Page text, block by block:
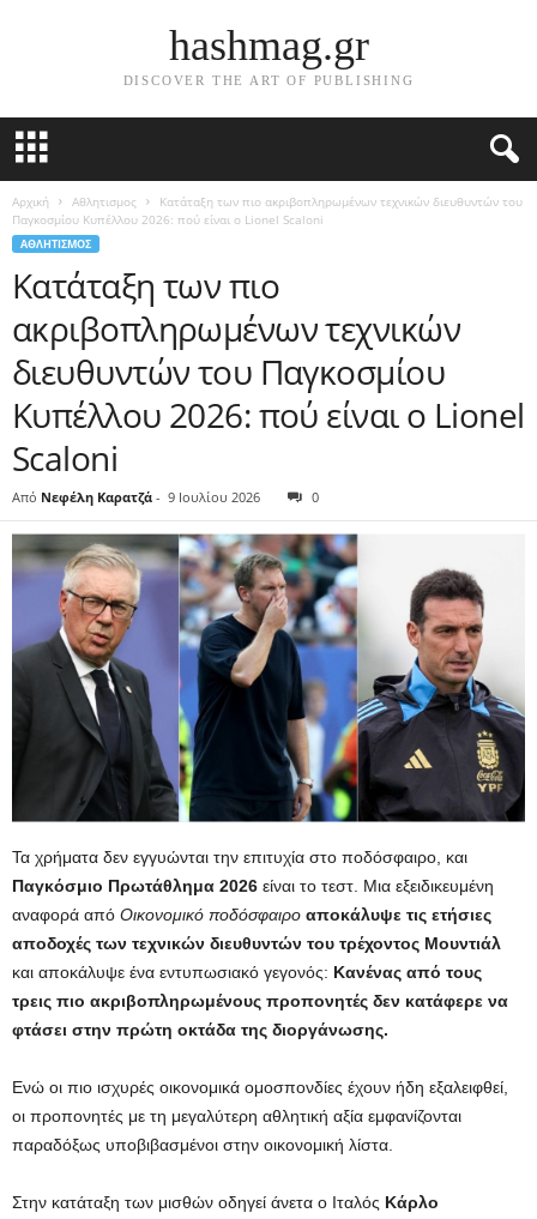
hashmag.gr
DISCOVER THE ART OF PUBLISHING
Αρχική Αθλητισμος
Κατάταξη των πιο ακριβοπληρωμένων τεχνικών διευθυντών του
Παγκοσμίου Κυπέλλου 2026: πού είναι ο Lionel Scaloni
ΑΘΛΗΤΙΣΜΟΣ
Κατάταξη των πιο
ακριβοπληρωμένων τεχνικών
διευθυντών του Παγκοσμίου
Κυπέλλου 2026: πού είναι ο Lionel
Scaloni
Από Νεφέλη Καρατζά - 9 Ιουλίου 2026 0
Τα χρήματα δεν εγγυώνται την επιτυχία στο ποδόσφαιρο, και
Παγκόσμιο Πρωτάθλημα 2026 είναι το τεστ. Μια εξειδικευμένη
αναφορά από Οικονομικό ποδόσφαιρο αποκάλυψε τις ετήσιες
αποδοχές των τεχνικών διευθυντών του τρέχοντος Μουντιάλ
και αποκάλυψε ένα εντυπωσιακό γεγονός: Κανένας από τους
τρεις πιο ακριβοπληρωμένους προπονητές δεν κατάφερε να
φτάσει στην πρώτη οκτάδα της διοργάνωσης.
Ενώ οι πιο ισχυρές οικονομικά ομοσπονδίες έχουν ήδη εξαλειφθεί,
οι προπονητές με τη μεγαλύτερη αθλητική αξία εμφανίζονται
παραδόξως υποβιβασμένοι στην οικονομική λίστα.
Στην κατάταξη των μισθών οδηγεί άνετα ο Ιταλός Κάρλο